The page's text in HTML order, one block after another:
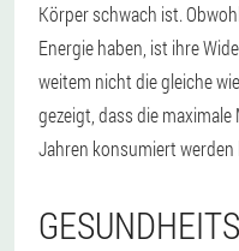
Körper schwach ist.
Energie haben, ist ihre
weitem nicht die gleiche
gezeigt, dass die
Jahren konsumiert werden